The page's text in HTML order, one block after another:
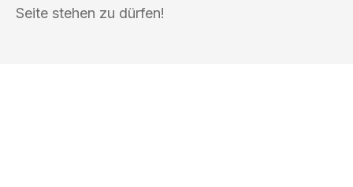
Seite stehen zu dürfen!